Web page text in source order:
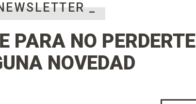
_
PARA NO PERDERTE
NOVEDAD